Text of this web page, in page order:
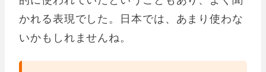
かれる表現でした。日本では、あまり使わな
いかもしれませんね。